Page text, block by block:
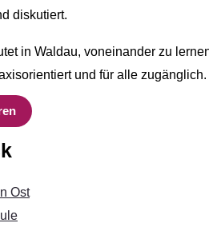
diskutiert.
in Waldau, voneinander zu
und für alle zugänglich.
Ost